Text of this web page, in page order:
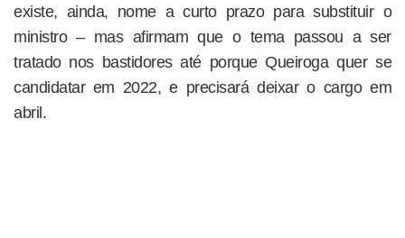
existe, ainda, nome a curto prazo para substituir o
ministro – mas afirmam que o tema passou a ser
tratado nos bastidores até porque Queiroga quer se
candidatar em 2022, e precisará deixar o cargo em
abril.